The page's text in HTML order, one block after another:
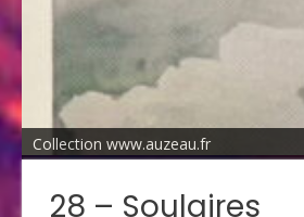
Collection www.auzeau.fr
28 – Soulaires